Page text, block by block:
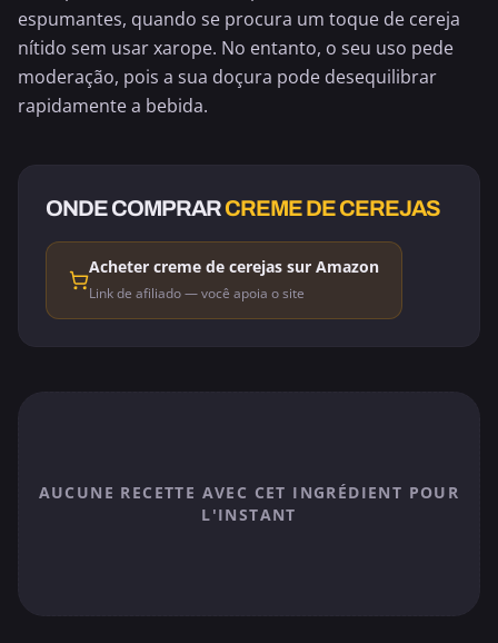
espumantes, quando se procura um toque de cereja
nítido sem usar xarope. No entanto, o seu uso pede
moderação, pois a sua doçura pode desequilibrar
rapidamente a bebida.
ONDE COMPRARCREME DE CEREJAS
Acheter creme de cerejas sur Amazon
Link de afiliado — você apoia o site
AUCUNE RECETTE AVEC CET INGRÉDIENT POUR
L'INSTANT